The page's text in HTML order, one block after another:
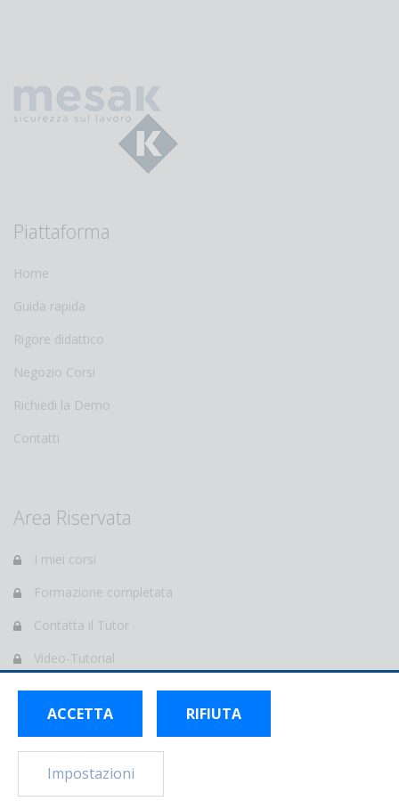
RIFIUTA
ACCETTA
Impostazioni
Piattaforma
Home
Guida rapida
Rigore didattico
Negozio Corsi
Richiedi la Demo
Contatti
Area Riservata
I miei corsi
Formazione completata
Contatta il Tutor
Video-Tutorial
e-Learning Forum
Profilo personale